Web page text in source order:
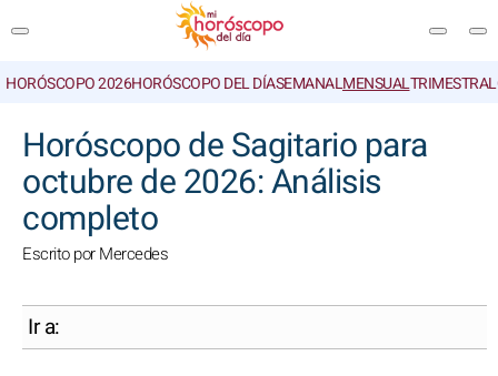
HORÓSCOPO 2026HORÓSCOPO DEL DÍASEMANALMENSUALTRIMESTRAL
Horóscopo de Sagitario para
octubre de 2026: Análisis
completo
Escrito por Mercedes
Ir a: